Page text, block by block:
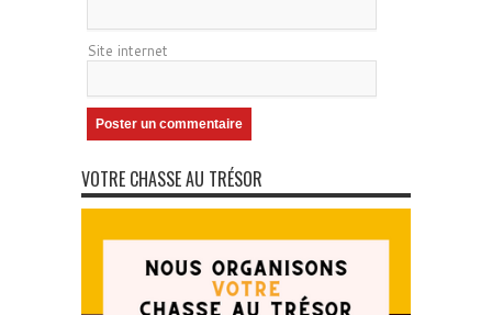
Site internet
VOTRE CHASSE AU TRÉSOR